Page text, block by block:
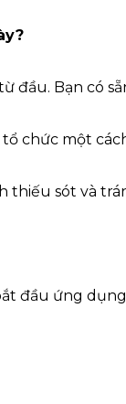
đầu. Bạn có
chức một
thiếu sót và
đầu ứng